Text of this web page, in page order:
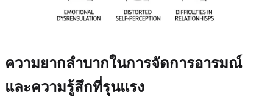
ความยากลำบากในการจัดการอารมณ์
และความรู้สึกที่รุนแรง